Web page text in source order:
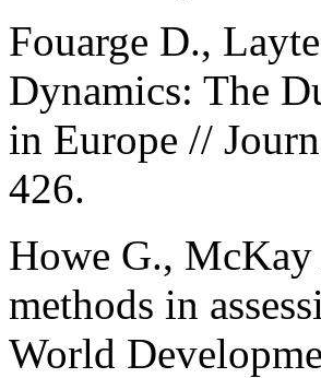
Fouarge D.,
Dynamics: The
in Europe //
426.
Howe G.,
methods in
World